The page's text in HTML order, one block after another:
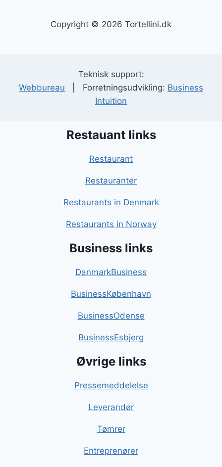
Copyright © 2026 Tortellini.dk
Teknisk support:
Webbureau | Forretningsudvikling: Business
Intuition
Restauant links
Restaurant
Restauranter
Restaurants in Denmark
Restaurants in Norway
Business links
DanmarkBusiness
BusinessKøbenhavn
BusinessOdense
BusinessEsbjerg
Øvrige links
Pressemeddelelse
Leverandør
Tømrer
Entreprenører